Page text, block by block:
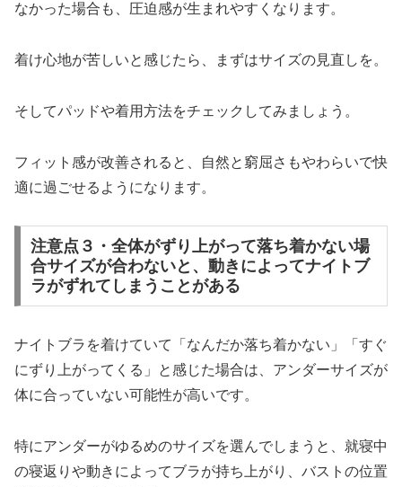
なかった場合も、圧迫感が生まれやすくなります。
着け心地が苦しいと感じたら、まずはサイズの見直しを。
そしてパッドや着用方法をチェックしてみましょう。
フィット感が改善されると、自然と窮屈さもやわらいで快
適に過ごせるようになります。
注意点３・全体がずり上がって落ち着かない場
合サイズが合わないと、動きによってナイトブ
ラがずれてしまうことがある
ナイトブラを着けていて「なんだか落ち着かない」「すぐ
にずり上がってくる」と感じた場合は、アンダーサイズが
体に合っていない可能性が高いです。
特にアンダーがゆるめのサイズを選んでしまうと、就寝中
の寝返りや動きによってブラが持ち上がり、バストの位置